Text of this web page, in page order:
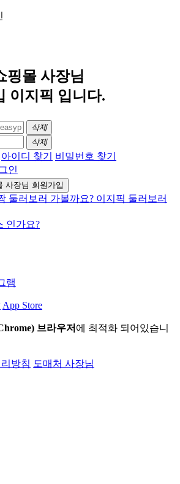
핑몰 사장님
이지픽 입니다.
삭제
삭제
아이디 찾기 비밀번호 찾기
인
사장님 회원가입
인가요?
램
App Store
브라우저 에 최적화 되어있습니
방침 도매처 사장님